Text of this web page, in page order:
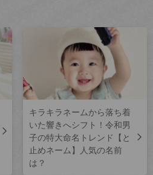
キラキラネームから落ち着
いた響きへシフト！令和男
子の特大命名トレンド【と
止めネーム】人気の名前
は？